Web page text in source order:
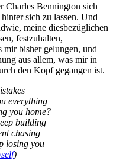
Charles Bennington sich
sich zu lassen. Und
meine diesbezüglichen
festzuhalten,
mir bisher gelungen, und
aus allem, was mir in
den Kopf gegangen ist.
everything
you home?
building
chasing
losing you
)